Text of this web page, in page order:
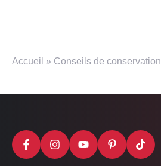
Accueil » Conseils de conservation